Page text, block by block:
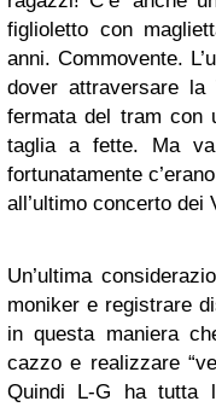
figlioletto con
anni. Commovente.
dover attraversare la
fermata del tram con
taglia a fette. Ma
fortunatamente
all’ultimo concerto dei
Un’ultima
moniker e registrare
in questa maniera
cazzo e realizzare
Quindi L-G ha tutta